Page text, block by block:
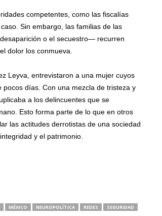
competentes, como las fiscalías
Sin embargo, las familias de las
o el secuestro— recurren
dolor los conmueva.
Leyva, entrevistaron a una mujer cuyos
días. Con una mezcla de tristeza y
a los delincuentes que se
Esto forma parte de lo que en otros
las actitudes derrotistas de una sociedad
y el patrimonio.
MÉXICO NEUROPOLÍTICA REDES
SEGURIDAD